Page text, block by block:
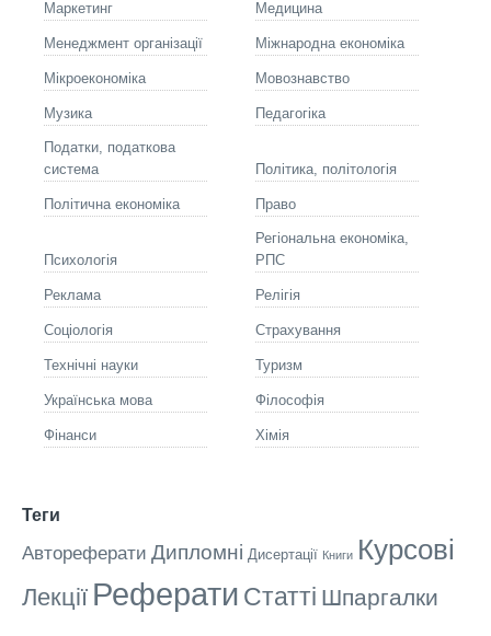
Маркетинг Медицина
Менеджмент організації Міжнародна економіка
Мікроекономіка Мовознавство
Музика Педагогіка
Податки, податкова
система
Політика, політологія
Політична економіка Право
Психологія
Регіональна економіка,
РПС
Реклама Релігія
Соціологія Страхування
Технічні науки Туризм
Українська мова Філософія
Фінанси Хімія
Теги
Автореферати Дипломні Дисертації Книги Курсові
Лекції Реферати Статті Шпаргалки